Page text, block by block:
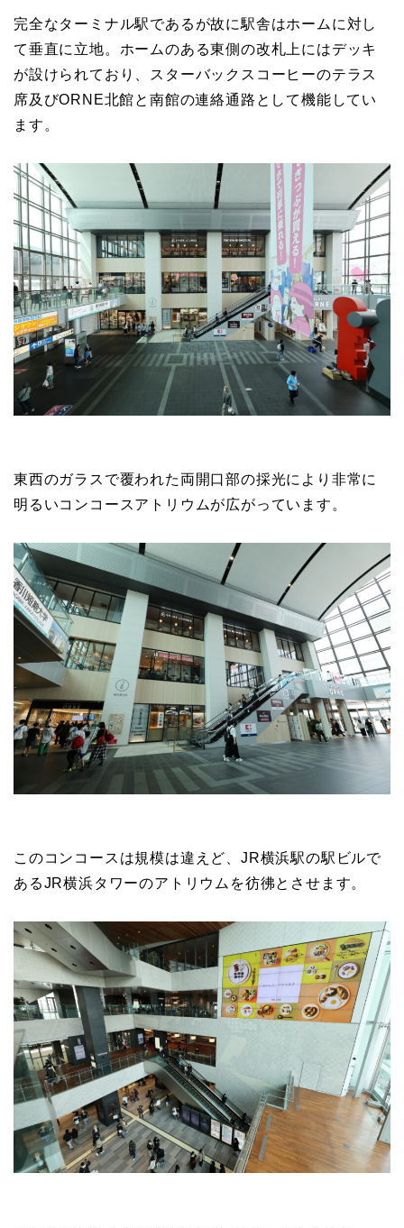
完全なターミナル駅であるが故に駅舎はホームに対し
て垂直に立地。ホームのある東側の改札上にはデッキ
が設けられており、スターバックスコーヒーのテラス
席及びORNE北館と南館の連絡通路として機能してい
ます。
東西のガラスで覆われた両開口部の採光により非常に
明るいコンコースアトリウムが広がっています。
このコンコースは規模は違えど、JR横浜駅の駅ビルで
あるJR横浜タワーのアトリウムを彷彿とさせます。